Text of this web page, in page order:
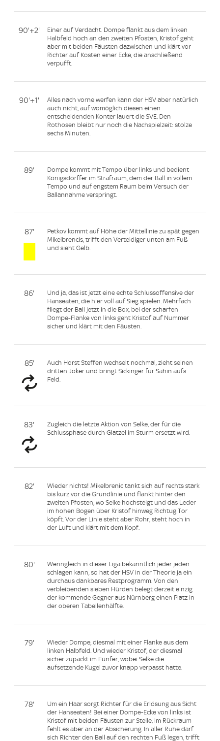
90'+2'
Einer auf Verdacht. Dompe flankt aus dem linken
Halbfeld hoch an den zweiten Pfosten, Kristof geht
aber mit beiden Fäusten dazwischen und klärt vor
Richter auf Kosten einer Ecke, die anschließend
verpufft.
90'+1'
Alles nach vorne werfen kann der HSV aber natürlich
auch nicht, auf womöglich diesen einen
entscheidenden Konter lauert die SVE. Den
Rothosen bleibt nur noch die Nachspielzeit: stolze
sechs Minuten.
89'
Dompe kommt mit Tempo über links und bedient
Königsdörffer im Strafraum, dem der Ball in vollem
Tempo und auf engstem Raum beim Versuch der
Ballannahme verspringt.
87'
Petkov kommt auf Höhe der Mittellinie zu spät gegen
Mikelbrencis, trifft den Verteidiger unten am Fuß
und sieht Gelb.
86'
Und ja, das ist jetzt eine echte Schlussoffensive der
Hanseaten, die hier voll auf Sieg spielen. Mehrfach
fliegt der Ball jetzt in die Box, bei der scharfen
Dompe-Flanke von links geht Kristof auf Nummer
sicher und klärt mit den Fäusten.
85'
Auch Horst Steffen wechselt nochmal, zieht seinen
dritten Joker und bringt Sickinger für Sahin aufs
Feld.
83'
Zugleich die letzte Aktion von Selke, der für die
Schlussphase durch Glatzel im Sturm ersetzt wird.
82'
Wieder nichts! Mikelbrenic tankt sich auf rechts stark
bis kurz vor die Grundlinie und flankt hinter den
zweiten Pfosten, wo Selke hochsteigt und das Leder
im hohen Bogen über Kristof hinweg Richtug Tor
köpft. Vor der Linie steht aber Rohr, steht hoch in
der Luft und klärt mit dem Kopf.
80'
Wenngleich in dieser Liga bekanntlich jeder jeden
schlagen kann, so hat der HSV in der Theorie ja ein
durchaus dankbares Restprogramm. Von den
verbleibenden sieben Hürden belegt derzeit einzig
der kommende Gegner aus Nürnberg einen Platz in
der oberen Tabellenhälfte.
79'
Wieder Dompe, diesmal mit einer Flanke aus dem
linken Halbfeld. Und wieder Kristof, der diesmal
sicher zupackt im Fünfer, wobei Selke die
aufsetzende Kugel zuvor knapp verpasst hatte.
78'
Um ein Haar sorgt Richter für die Erlösung aus Sicht
der Hanseaten! Bei einer Dompe-Ecke von links ist
Kristof mit beiden Fäusten zur Stelle, im Rückraum
fehlt es aber an der Absicherung. In aller Ruhe darf
sich Richter den Ball auf den rechten Fuß legen, trifft